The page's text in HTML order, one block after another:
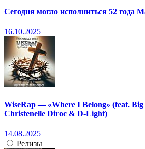
Сегодня могло исполниться 52 года
16.10.2025
WiseRap — «Where I Belong» (feat.
Christenelle Diroc & D-Light)
14.08.2025
Релизы